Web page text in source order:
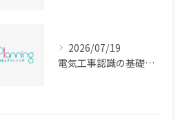
2026/07/19
電気工事認識の基礎から収益基準とキャリア設計まで徹底解説